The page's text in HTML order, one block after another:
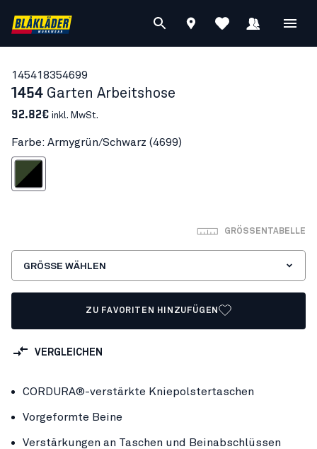
145418354699
1454 Garten Arbeitshose
92.82€ inkl. MwSt.
Farbe: Armygrün/Schwarz (4699)
Schwarz
GRÖSSENTABELLE
GRÖSSE WÄHLEN
ZU FAVORITEN HINZUFÜGEN
VERGLEICHEN
CORDURA®-verstärkte Kniepolstertaschen
Vorgeformte Beine
Verstärkungen an Taschen und Beinabschlüssen